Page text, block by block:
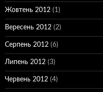
Жовтень 2012 (1)
Вересень 2012 (2)
Серпень 2012 (6)
Липень 2012 (3)
Червень 2012 (4)